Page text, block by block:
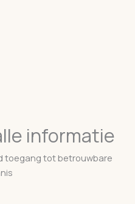
informatie
toegang tot betrouwbare